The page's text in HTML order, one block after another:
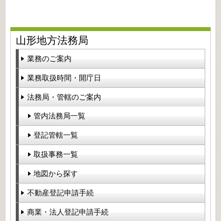
山形地方法務局
業務のご案内
業務取扱時間・開庁日
法務局・管轄のご案内
管内法務局一覧
登記管轄一覧
取扱事務一覧
地図から探す
不動産登記申請手続
商業・法人登記申請手続